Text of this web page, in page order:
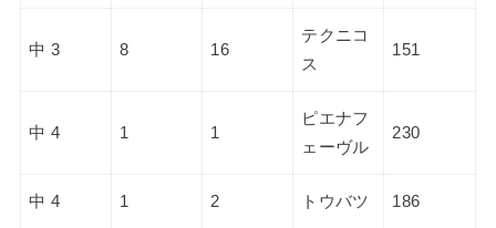
中 3 8 16
テクニコ
ス
151
中 4 1 1
ピエナフ
ェーヴル
230
中 4 1 2 トウバツ 186